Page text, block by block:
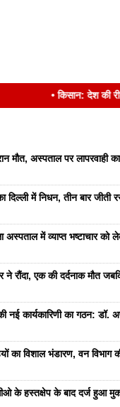
• किसान: देश की रीढ़
मौत, अस्पताल पर लापरवाही
में निधन, तीन बार जीती
में व्याप्त भष्टाचार को
रौंदा, एक की दर्दनाक मौत
नई कार्यकारिणी का गठन:
का विशाल भंडारण, वन विभाग
के हस्तक्षेप के बाद दर्ज हुआ